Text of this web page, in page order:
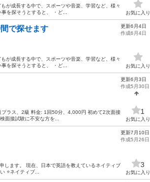
が成長する中で、スポーツや音楽、学習など、様々
を探そうとすると、 ・ど...
お気に入り
で探せます
が成長する中で、スポーツや音楽、学習など、様々
を探そうとすると、 ・ど...
更新6月4日
作成6月4日
お気に入り
ラス、2級 料金: 1回50分、4,000円 初めて2次面接
面接試験に不安な方を...
更新6月3日
作成5月30日
1
お気に入り
します。 現在、日本で英語を教えているネイティブ
⭐ネイティブ...
更新7月10日
作成5月26日
3
お気に入り